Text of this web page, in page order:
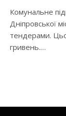
Комунальне
Дніпровської
тендерами.
гривень.…